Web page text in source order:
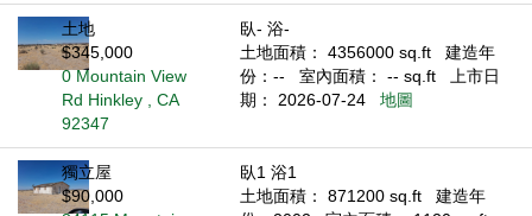
土地
$345,000
0 Mountain View
Rd Hinkley , CA
92347
臥- 浴-
土地面積： 4356000 sq.ft
建造年
份：--
室內面積： -- sq.ft
上市日
期： 2026-07-24
地圖
獨立屋
$90,000
臥1 浴1
土地面積： 871200 sq.ft
建造年